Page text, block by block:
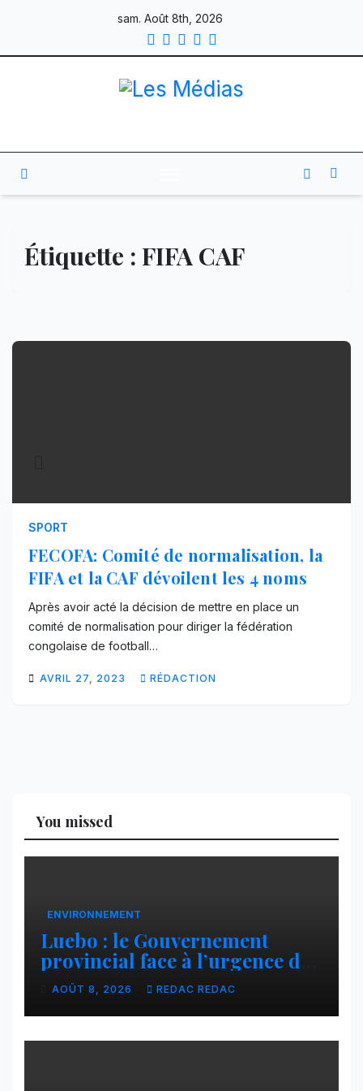
content
sam. Août 8th, 2026
Étiquette : FIFA CAF
SPORT
FECOFA: Comité de normalisation, la
FIFA et la CAF dévoilent les 4 noms
Après avoir acté la décision de mettre en place un
comité de normalisation pour diriger la fédération
congolaise de football…
AVRIL 27, 2023 RÉDACTION
You missed
ENVIRONNEMENT
Luebo : le Gouvernement
provincial face à l’urgence des
érosions qui menacent la cité
AOÛT 8, 2026 REDAC REDAC